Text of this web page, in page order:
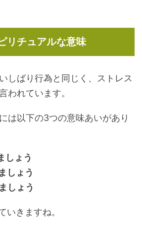
リチュアルな意味
しばり行為と同じく、ストレス
われています。
は以下の3つの意味あいがあり
しょう
しょう
しょう
いきますね。